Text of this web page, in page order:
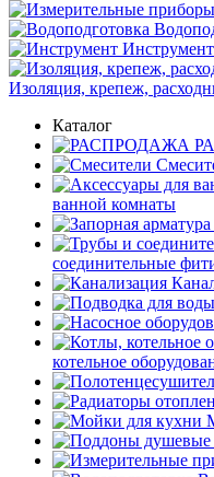
Инструмент
Изоляция, крепеж,
Каталог
ванной комнаты
соединительные
котельное